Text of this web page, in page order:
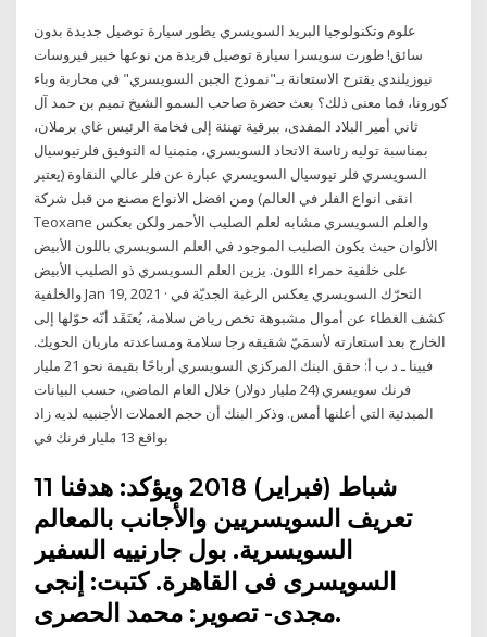
علوم وتكنولوجيا البريد السويسري يطور سيارة توصيل جديدة بدون
سائق! طورت سويسرا سيارة توصيل فريدة من نوعها خبير فيروسات
نيوزيلندي يقترح الاستعانة بـ"نموذج الجبن السويسري" في محاربة وباء
كورونا، فما معنى ذلك؟ بعث حضرة صاحب السمو الشيخ تميم بن حمد آل
ثاني أمير البلاد المفدى، ببرقية تهنئة إلى فخامة الرئيس غاي برملان،
بمناسبة توليه رئاسة الاتحاد السويسري، متمنيا له التوفيق فلرتيوسيال
السويسري فلر تيوسيال السويسري عبارة عن فلر عالي النقاوة (يعتبر
انقى انواع الفلر في العالم) ومن افضل الانواع مصنع من قبل شركة
Teoxane والعلم السويسري مشابه لعلم الصليب الأحمر ولكن بعكس
الألوان حيث يكون الصليب الموجود في العلم السويسري باللون الأبيض
على خلفية حمراء اللون. يزين العلم السويسري ذو الصليب الأبيض
والخلفية Jan 19, 2021 · التحرّك السويسري يعكس الرغبة الجديّة في
كشف الغطاء عن أموال مشبوهة تخص رياض سلامة، يُعتَقَد أنّه حوّلها إلى
الخارج بعد استعارته لأسمَيّ شقيقه رجا سلامة ومساعدته ماريان الحويك.
فيينا ـ د ب أ: حقق البنك المركزي السويسري أرباحًا بقيمة نحو 21 مليار
فرنك سويسري (24 مليار دولار) خلال العام الماضي، حسب البيانات
المبدئية التي أعلنها أمس. وذكر البنك أن حجم العملات الأجنبيه لديه زاد
بواقع 13 مليار فرنك في
11 شباط (فبراير) 2018 ويؤكد: هدفنا
تعريف السويسريين والأجانب بالمعالم
السويسرية. بول جارنييه السفير
السويسرى فى القاهرة. كتبت: إنجى
مجدى- تصوير: محمد الحصرى.